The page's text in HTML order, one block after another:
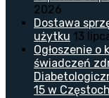
2026
Dostawa
użytku 13
Ogłoszenie
świadczeń
15 w